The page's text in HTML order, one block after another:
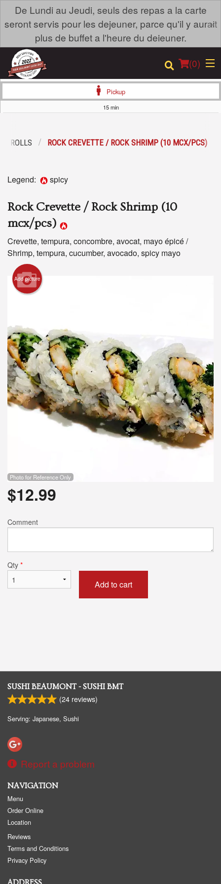
De Lundi au Jeudi, seuls des repas a la carte
seront servis pour les dejeuner, parce qu'il y aurait
plus de buffet a l'heure du deieuner.
×
(0)
Location
Cart (0)
Search
Pickup
15 min
/ ROLLS ROCK CREVETTE / ROCK SHRIMP (10 MCX/PCS)
Legend: spicy
Rock Crevette / Rock Shrimp (10
mcx/pcs)
Crevette, tempura, concombre, avocat, mayo épicé /
Shrimp, tempura, cucumber, avocado, spicy mayo
Add picture
Photo for Reference Only
$12.99
Comment
Qty *
Add to cart
SUSHI BEAUMONT - SUSHI BMT
(24 reviews)
Serving: Japanese, Sushi
Report a problem
NAVIGATION
Menu
Order Online
Location
Reviews
Terms and Conditions
Privacy Policy